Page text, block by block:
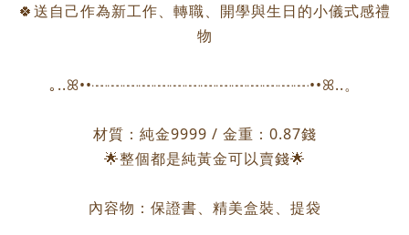
🍀送自己作為新工作、轉職、開學與生日的小儀式感禮
物
｡..ꕤ••┈┈┈┈┈┈┈┈┈┈┈┈┈┈••ꕤ..。
材質：純金9999 / 金重：0.87錢
🌟整個都是純黃金可以賣錢🌟
內容物：保證書、精美盒裝、提袋